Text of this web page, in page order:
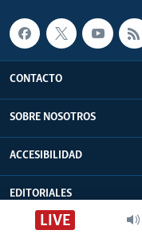
LIVE
CONTACTO
SOBRE NOSOTROS
ACCESIBILIDAD
EDITORIALES